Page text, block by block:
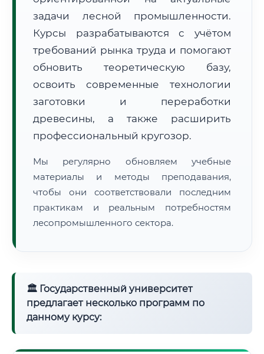
Расчет логистики оригиналов:
• Экспресс-доставка СДЭК / Почтой:4–6 рабочих дней
Нажмите на документ для увеличения и просмотра
задачи лесной промышленности.
Курсы разрабатываются с учётом
требований рынка труда и помогают
обновить теоретическую базу,
освоить современные технологии
заготовки и переработки
древесины, а также расширить
профессиональный кругозор.
Мы регулярно обновляем учебные
материалы и методы преподавания,
чтобы они соответствовали последним
практикам и реальным потребностям
лесопромышленного сектора.
🏛 Государственный университет
предлагает несколько программ по
данному курсу: